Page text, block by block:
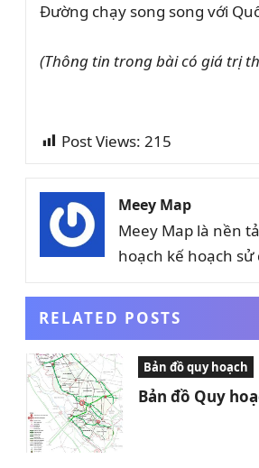
Đường chạy song song với
(Thông tin trong bài có giá trị
Post Views: 215
Meey Map
Meey Map là nền
hoạch kế hoạch
RELATED POSTS
Bản đồ quy hoạch
Bản đồ Quy